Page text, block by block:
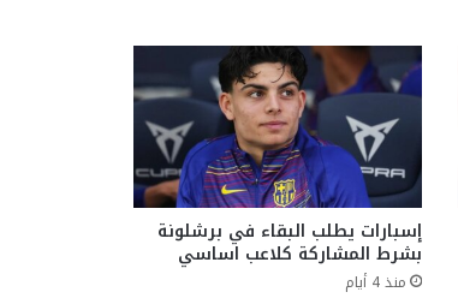
إسبارات يطلب البقاء في برشلونة
بشرط المشاركة كلاعب اساسي
منذ 4 أيام